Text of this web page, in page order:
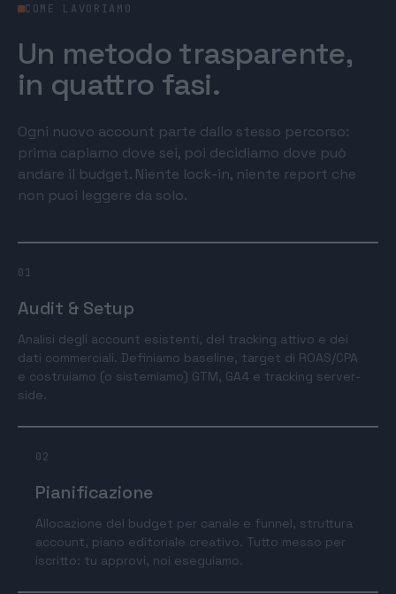
COME LAVORIAMO
Un metodo trasparente,
in quattro fasi.
Ogni nuovo account parte dallo stesso percorso:
prima capiamo dove sei, poi decidiamo dove può
andare il budget. Niente lock-in, niente report che
non puoi leggere da solo.
01
Audit & Setup
Analisi degli account esistenti, del tracking attivo e dei
dati commerciali. Definiamo baseline, target di ROAS/CPA
e costruiamo (o sistemiamo) GTM, GA4 e tracking server-
side.
02
Pianificazione
Allocazione del budget per canale e funnel, struttura
account, piano editoriale creativo. Tutto messo per
iscritto: tu approvi, noi eseguiamo.